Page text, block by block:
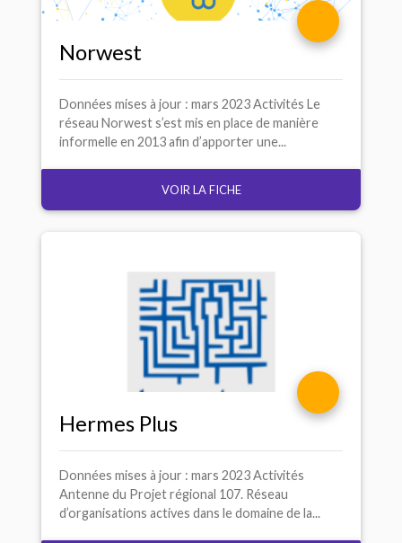
Norwest
Données mises à jour : mars 2023 Activités Le
réseau Norwest s’est mis en place de manière
informelle en 2013 afin d’apporter une...
VOIR LA FICHE
Hermes Plus
Données mises à jour : mars 2023 Activités
Antenne du Projet régional 107. Réseau
d’organisations actives dans le domaine de la...